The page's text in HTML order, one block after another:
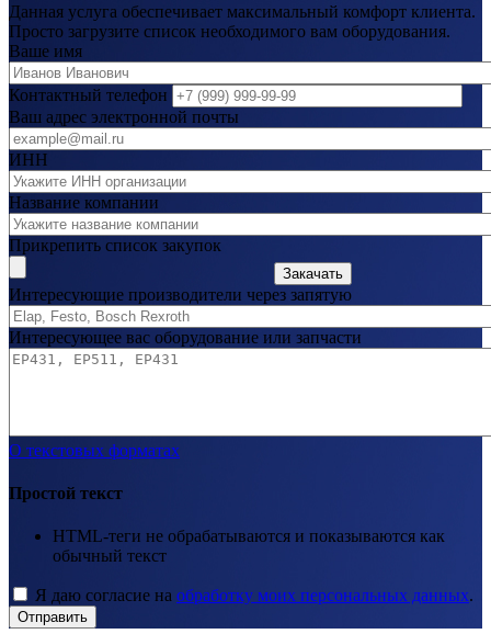
Данная услуга обеспечивает максимальный комфорт клиента.
Просто загрузите список необходимого вам оборудования.
Ваше имя
Контактный телефон
Ваш адрес электронной почты
ИНН
Название компании
Прикрепить список закупок
Закачать
Интересующие производители через запятую
Интересующее вас оборудование или запчасти
О текстовых форматах
Простой текст
HTML-теги не обрабатываются и показываются как
обычный текст
Я даю согласие на обработку моих персональных данных.
Отправить